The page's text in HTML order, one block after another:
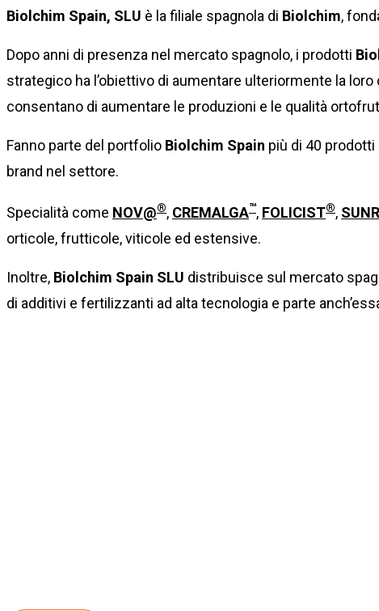
Biolchim Spain, SLU è la filiale spagnola di Biolchim,
Dopo anni di presenza nel mercato spagnolo, i prodotti
strategico ha l’obiettivo di aumentare ulteriormente la
consentano di aumentare le produzioni e le qualità
Fanno parte del portfolio Biolchim Spain più di 40 prodotti
brand nel settore.
Specialità come NOV@®, CREMALGA™, FOLICIST®,
orticole, frutticole, viticole ed estensive.
Inoltre, Biolchim Spain SLU distribuisce sul mercato
di additivi e fertilizzanti ad alta tecnologia e parte